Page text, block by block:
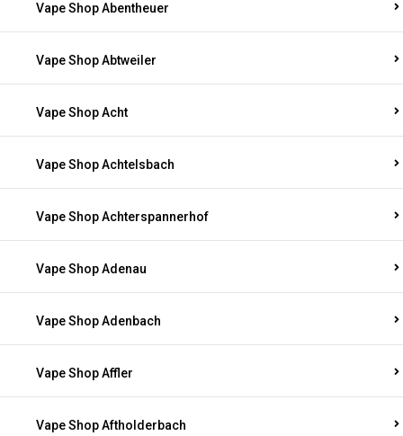
Vape Shop Abentheuer
Vape Shop Abtweiler
Vape Shop Acht
Vape Shop Achtelsbach
Vape Shop Achterspannerhof
Vape Shop Adenau
Vape Shop Adenbach
Vape Shop Affler
Vape Shop Aftholderbach